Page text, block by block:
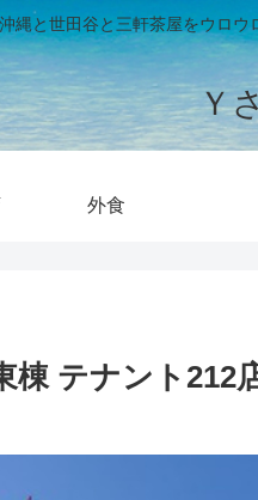
沖縄と世田谷と三軒茶屋をウロウ
Ｙ
外食
棟 テナント212